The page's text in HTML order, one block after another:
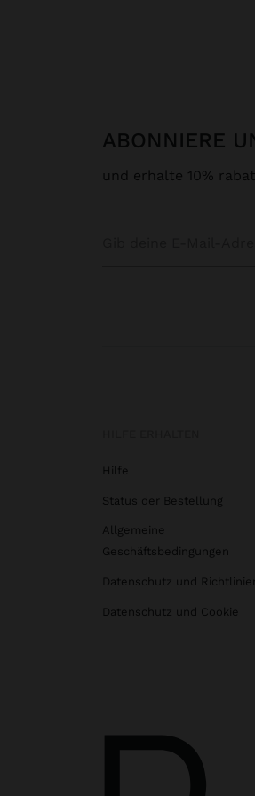
ABONNIERE
und erhalte 10%
Hilfe
Status der Bestellung
Allgemeine
Geschäftsbedingungen
Datenschutz und
Datenschutz und Cookie